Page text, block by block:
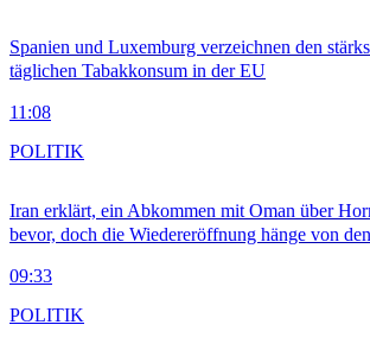
Spanien und Luxemburg verzeichnen den
täglichen Tabakkonsum in der EU
11:08
Iran erklärt, ein Abkommen mit Oman über
bevor, doch die Wiedereröffnung hänge von
09:33
POLITIK
POLITIK